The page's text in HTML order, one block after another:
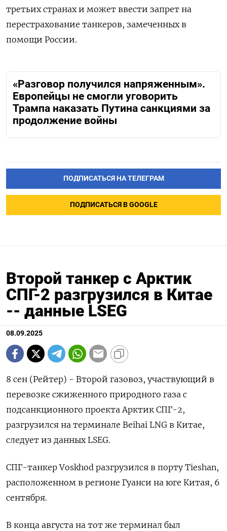
третьих странах и может ввести запрет на
перестрахование танкеров, замеченных в
помощи России.
«Разговор получился напряженным».
Европейцы не смогли уговорить
Трампа наказать Путина санкциями за
продолжение войны
ПОДПИСАТЬСЯ НА ТЕЛЕГРАМ
ПОДПИСАТЬСЯ В GOOGLE
Второй танкер с Арктик
СПГ-2 разгрузился в Китае
-- данные LSEG
08.09.2025
8 сен (Рейтер) - Второй газовоз, участвующий в
перевозке сжиженного природного газа с
подсанкционного проекта Арктик СПГ-2,
разгрузился на терминале Beihai LNG в Китае,
следует из данных LSEG.
СПГ-танкер Voskhod разгрузился в порту Tieshan,
расположенном в регионе Гуанси на юге Китая, 6
сентября.
В конца августа на тот же терминал был